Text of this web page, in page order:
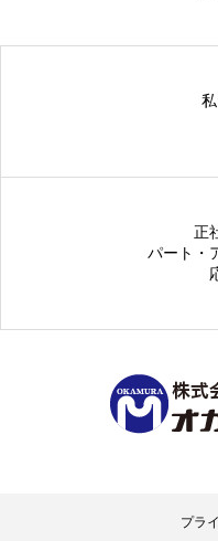
正
パート・
プラ